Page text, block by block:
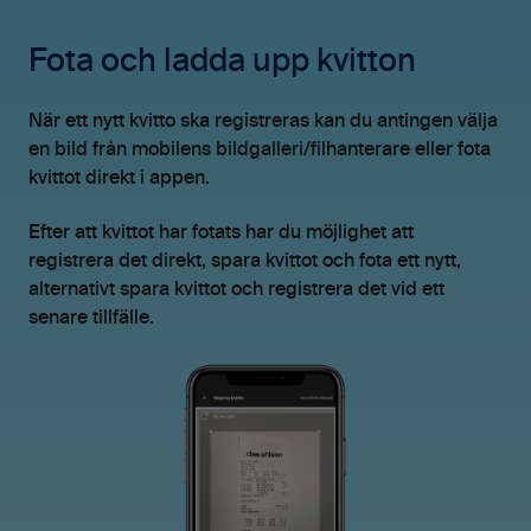
Fota och ladda upp kvitton
När ett nytt kvitto ska registreras kan du antingen välja
en bild från mobilens bildgalleri/filhanterare eller fota
kvittot direkt i appen.
Efter att kvittot har fotats har du möjlighet att
registrera det direkt, spara kvittot och fota ett nytt,
alternativt spara kvittot och registrera det vid ett
senare tillfälle.